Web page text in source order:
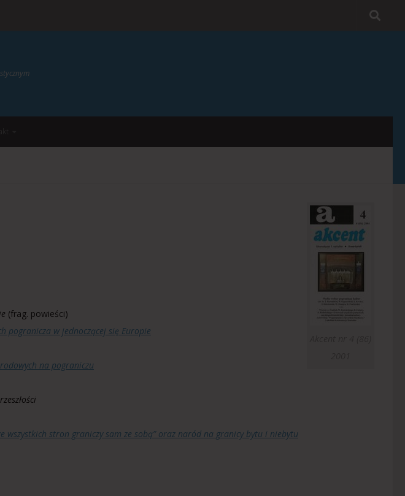
(frag. powieści)
pogranicza w jednoczącej się Europie
na pograniczu
wszystkich stron graniczy sam ze sobą” oraz naród na granicy bytu i niebytu